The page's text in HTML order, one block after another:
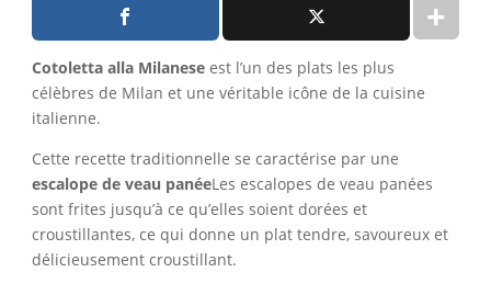
Cotoletta alla Milaneseest l’un des plats les plus
célèbres de Milan et une véritable icône de la cuisine
italienne.
Cette recette traditionnelle se caractérise par une
escalope de veau panéeLes escalopes de veau panées
sont frites jusqu’à ce qu’elles soient dorées et
croustillantes, ce qui donne un plat tendre, savoureux et
délicieusement croustillant.